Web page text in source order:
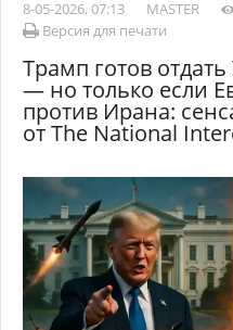
8-05-2026, 07:13 MASTER
Версия для печати
Трамп готов
— но только если
против Ирана:
от The National